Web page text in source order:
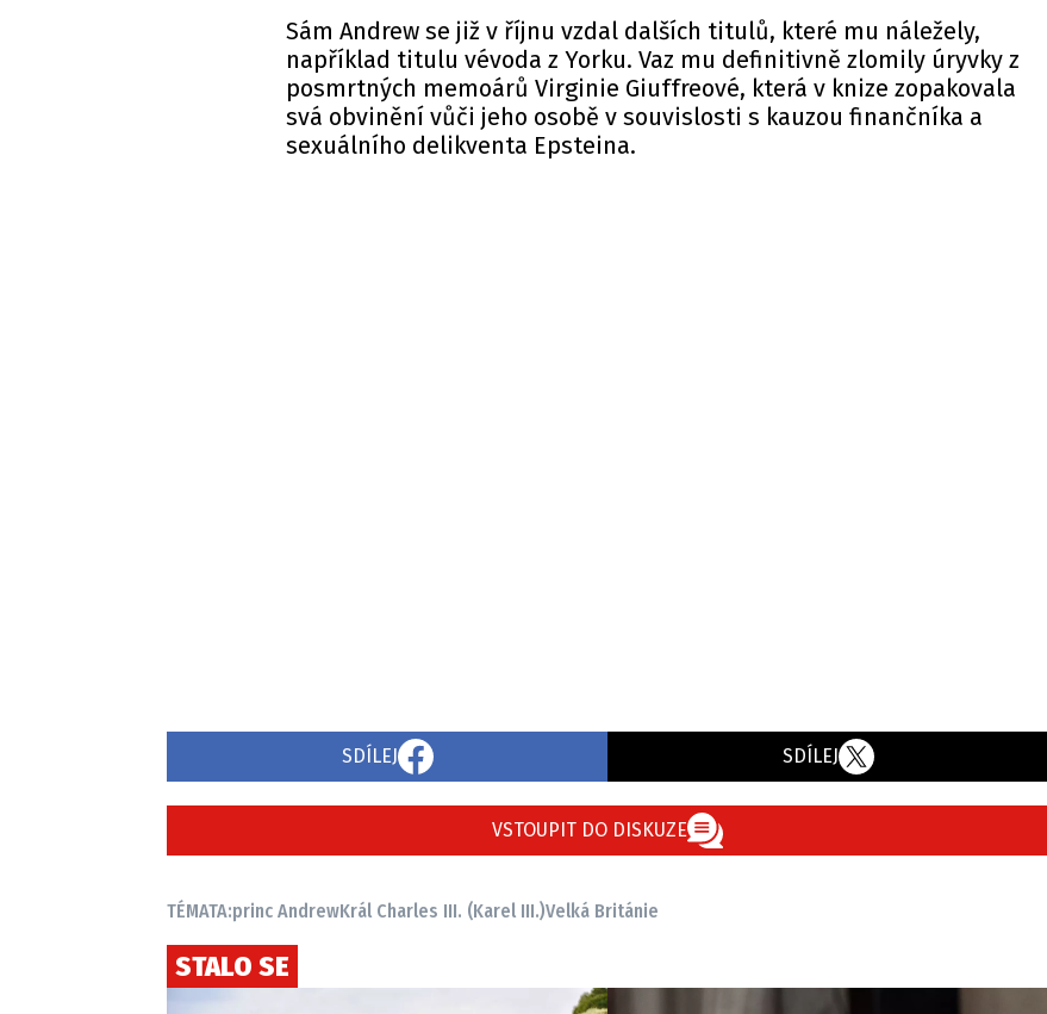
Sám Andrew se již v říjnu vzdal dalších titulů, které mu náležely,
například titulu vévoda z Yorku. Vaz mu definitivně zlomily úryvky z
posmrtných memoárů Virginie Giuffreové, která v knize zopakovala
svá obvinění vůči jeho osobě v souvislosti s kauzou finančníka a
sexuálního delikventa Epsteina.
SDÍLEJ SDÍLEJ
VSTOUPIT DO DISKUZE
TÉMATA:princ AndrewKrál Charles III. (Karel III.)Velká Británie
STALO SE